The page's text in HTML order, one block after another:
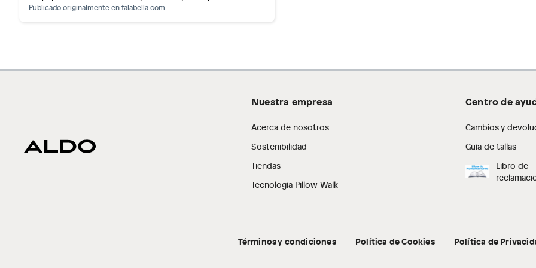
Publicado originalmente enfalabella.com
Nuestra empresa
Acerca de nosotros
Sostenibilidad
Tiendas
Tecnología Pillow Walk
Centro de
Cambios y
Guía de tallas
Libro de
Términos y condiciones Política de Cookies Política de